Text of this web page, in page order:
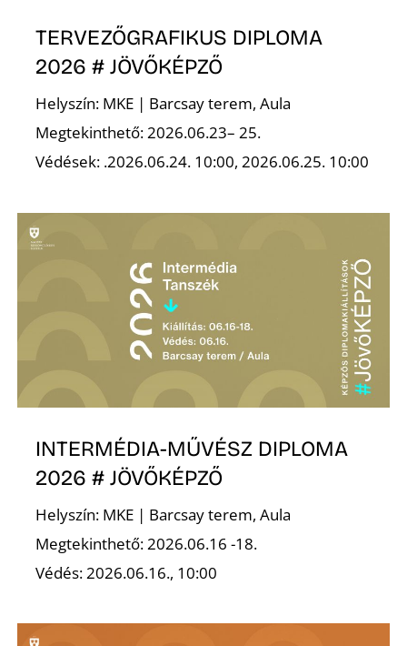
TERVEZŐGRAFIKUS DIPLOMA
2026 # JÖVŐKÉPZŐ
Helyszín: MKE | Barcsay terem, Aula
Megtekinthető: 2026.06.23– 25.
Védések: .2026.06.24. 10:00, 2026.06.25. 10:00
INTERMÉDIA-MŰVÉSZ DIPLOMA
2026 # JÖVŐKÉPZŐ
Helyszín: MKE | Barcsay terem, Aula
Megtekinthető: 2026.06.16 -18.
Védés: 2026.06.16., 10:00